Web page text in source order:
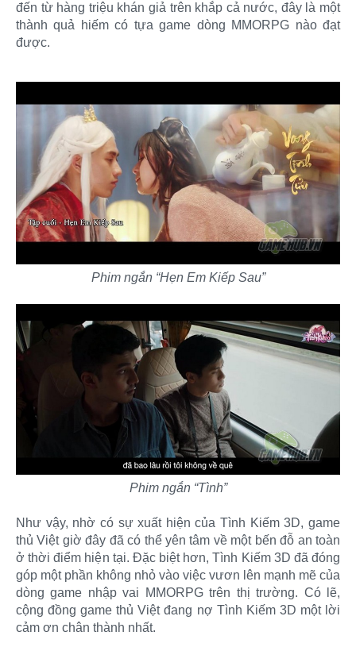
đến từ hàng triệu khán giả trên khắp cả nước, đây là một
thành quả hiếm có tựa game dòng MMORPG nào đạt
được.​
Phim ngắn “Hẹn Em Kiếp Sau”
Phim ngắn “Tình”
Như vậy, nhờ có sự xuất hiện của Tình Kiếm 3D, game
thủ Việt giờ đây đã có thể yên tâm về một bến đỗ an toàn
ở thời điểm hiện tại. Đặc biệt hơn, Tình Kiếm 3D đã đóng
góp một phần không nhỏ vào việc vươn lên mạnh mẽ của
dòng game nhập vai MMORPG trên thị trường. Có lẽ,
cộng đồng game thủ Việt đang nợ Tình Kiếm 3D một lời
cảm ơn chân thành nhất.​